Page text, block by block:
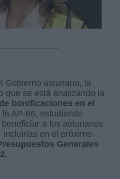
Gobierno asturiano, la
que se está analizando la
bonificaciones en el
la AP-66, estudiando
a los asturianos
en el próximo
Generales